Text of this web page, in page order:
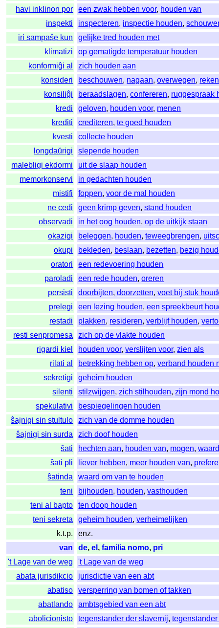
havi inklinon por
een zwak hebben voor, houden van
inspekti
inspecteren, inspectie houden,
iri sampaŝe kun
gelijke tred houden met
klimatizi
op gematigde temperatuur houden
konformiĝi al
zich houden aan
konsideri
beschouwen, nagaan,overwegen,
konsiliĝi
beraadslagen,confereren, ruggespraak
kredi
geloven, houden voor, menen
krediti
crediteren,te goed houden
kvesti
collecte houden
longdaŭrigi
slepende houden
malebligi ekdormi
uit de slaap houden
memorkonservi
in gedachten houden
mistifi
foppen,voor de mal houden
ne cedi
geen krimp geven,stand houden
observadi
in het oog houden,op de uitkijk staan
okazigi
beleggen, houden,teweegbrengen,
okupi
bekleden, beslaan, bezetten, bezig
oratori
een redevoering houden
paroladi
een rede houden,oreren
persisti
doorbijten,doorzetten,voet bij stuk
prelegi
een lezing houden,een spreekbeurt
restadi
plakken, resideren,verblijf houden,
resti senpromesa
zich op de vlakte houden
rigardi kiel
houden voor,verslijten voor,zien als
rilati al
betrekking hebben op,verband houden
sekretigi
geheim houden
silenti
stilzwijgen,zich stilhouden,zijn mond
spekulativi
bespiegelingen houden
ŝajnigi sin stultulo
zich van de domme houden
ŝajnigi sin surda
zich doof houden
ŝati
hechten aan, houden van, mogen,
ŝati pli
liever hebben, meer houden van,
ŝatinda
waard om van te houden
teni
bijhouden, houden,vasthouden
teni al bapto
ten doop houden
teni sekreta
geheim houden,verheimelijken
k.t.p.
enz.
van
de,el ,familia nomo, pri
't Lage van de weg
't Lage van de weg
abata jurisdikcio
jurisdictie van een abt
abatiso
versperring van bomen of takken
abatlando
ambtsgebied van een abt
abolicionisto
tegenstander der slavernij,